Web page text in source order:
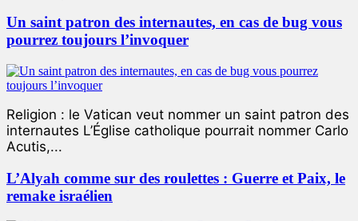
Un saint patron des internautes, en cas de bug vous
pourrez toujours l’invoquer
Religion : le Vatican veut nommer un saint patron des
internautes L’Église catholique pourrait nommer Carlo
Acutis,...
L’Alyah comme sur des roulettes : Guerre et Paix, le
remake israélien